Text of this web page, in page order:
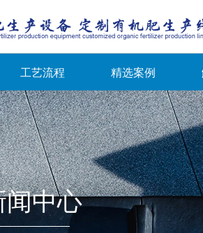
工艺流程 精选案例
闻中心